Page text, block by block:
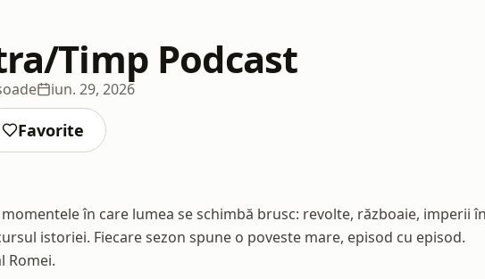
Timp Podcast
iun. 29, 2026
Favorite
în care lumea se schimbă brusc: revolte, războaie, imperii
istoriei. Fiecare sezon spune o poveste mare, episod cu episod.
Romei.